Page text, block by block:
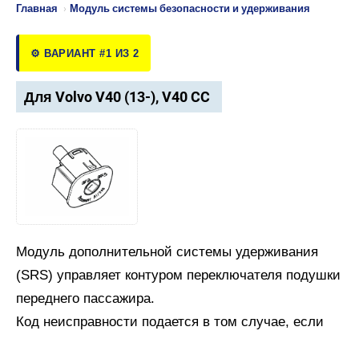
Главная › Модуль системы безопасности и удерживания
⚙️ ВАРИАНТ #1 ИЗ 2
Для Volvo V40 (13-), V40 CC
Модуль дополнительной системы удерживания
(SRS) управляет контуром переключателя подушки
переднего пассажира.
Код неисправности подается в том случае, если